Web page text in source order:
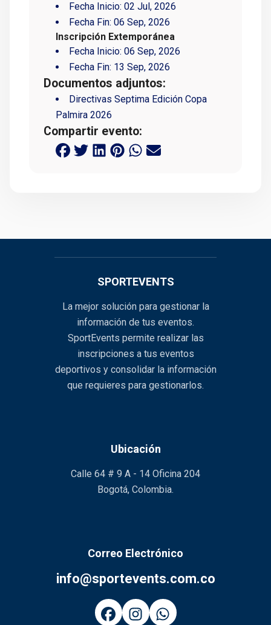
Fecha Inicio: 02 Jul, 2026
Fecha Fin: 06 Sep, 2026
Inscripción Extemporánea
Fecha Inicio: 06 Sep, 2026
Fecha Fin: 13 Sep, 2026
Documentos adjuntos:
Directivas Septima Edición Copa
Palmira 2026
Compartir evento:
SPORTEVENTS
La mejor solución para gestionar la
información de tus eventos.
SportEvents permite realizar las
inscripciones a tus eventos
deportivos y consolidar la información
que requieres para gestionarlos.
Ubicación
Calle 64 # 9 A - 14 Oficina 204
Bogotá, Colombia.
Correo Electrónico
info@sportevents.com.co